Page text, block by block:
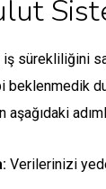
iş sürekliliğini
beklenmedik
aşağıdaki
Verilerinizi